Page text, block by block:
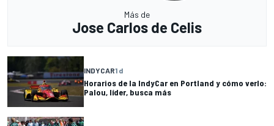
Más de
Jose Carlos de Celis
INDYCAR1 d
Horarios de la IndyCar en Portland y cómo verlo:
Palou, líder, busca más